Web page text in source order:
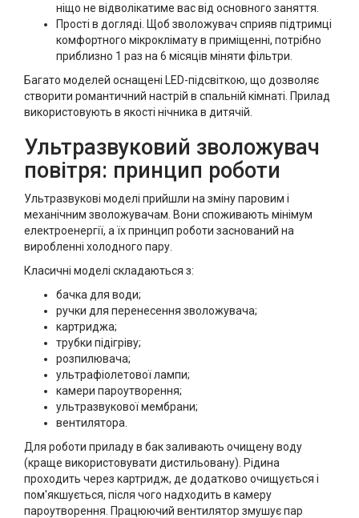
ніщо не відволікатиме вас від основного заняття.
Прості в догляді. Щоб зволожувач сприяв підтримці
комфортного мікроклімату в приміщенні, потрібно
приблизно 1 раз на 6 місяців міняти фільтри.
Багато моделей оснащені LED-підсвіткою, що дозволяє
створити романтичний настрій в спальній кімнаті. Прилад
використовують в якості нічника в дитячій.
Ультразвуковий зволожувач
повітря: принцип роботи
Ультразвукові моделі прийшли на зміну паровим і
механічним зволожувачам. Вони споживають мінімум
електроенергії, а їх принцип роботи заснований на
виробленні холодного пару.
Класичні моделі складаються з:
бачка для води;
ручки для перенесення зволожувача;
картриджа;
трубки підігріву;
розпилювача;
ультрафіолетової лампи;
камери пароутворення;
ультразвукової мембрани;
вентилятора.
Для роботи приладу в бак заливають очищену воду
(краще використовувати дистильовану). Рідина
проходить через картридж, де додатково очищується і
пом'якшується, після чого надходить в камеру
пароутворення. Працюючий вентилятор змушує пар